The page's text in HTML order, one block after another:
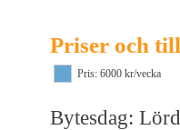
Priser och
Pris: 6000 kr/vecka
Bytesdag: